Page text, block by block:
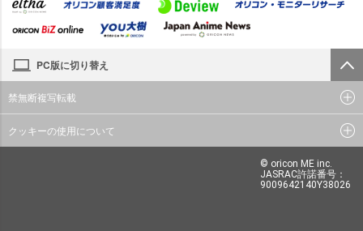
PC版に切り替え
禁無断複写転載
クッキーの使用について
© oricon ME inc.
JASRAC許諾番号：
9009642140Y38026